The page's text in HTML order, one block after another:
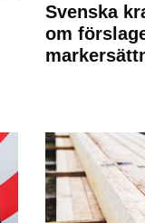
Svenska
om